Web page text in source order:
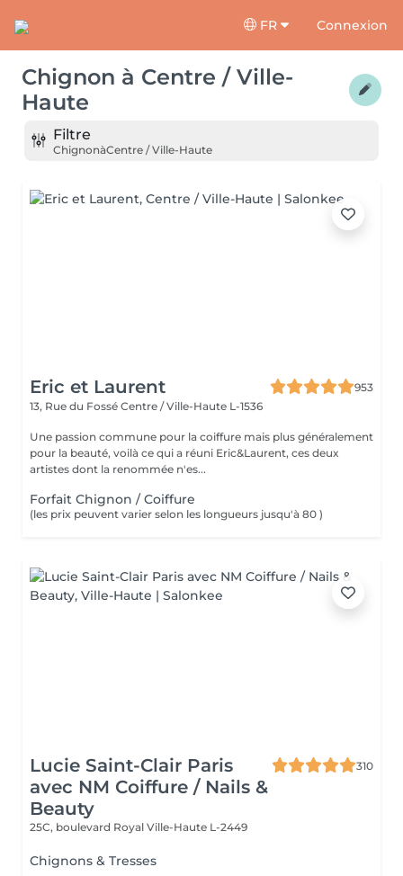
FR Connexion
Chignon à Centre / Ville-
Haute
Filtre
ChignonàCentre / Ville-Haute
Eric et Laurent
953
13, Rue du Fossé Centre / Ville-Haute L-1536
Une passion commune pour la coiffure mais plus généralement
pour la beauté, voilà ce qui a réuni Eric&Laurent, ces deux
artistes dont la renommée n'es...
Forfait Chignon / Coiffure
(les prix peuvent varier selon les longueurs jusqu'à 80 )
Lucie Saint-Clair Paris
avec NM Coiffure / Nails &
Beauty
310
25C, boulevard Royal Ville-Haute L-2449
Chignons & Tresses